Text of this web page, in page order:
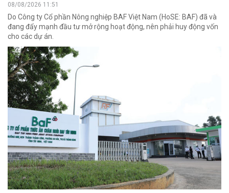
08/08/2026 11:51
Do Công ty Cổ phần Nông nghiệp BAF Việt Nam (HoSE: BAF) đã và
đang đẩy mạnh đầu tư mở rộng hoạt động, nên phải huy động vốn
cho các dự án.